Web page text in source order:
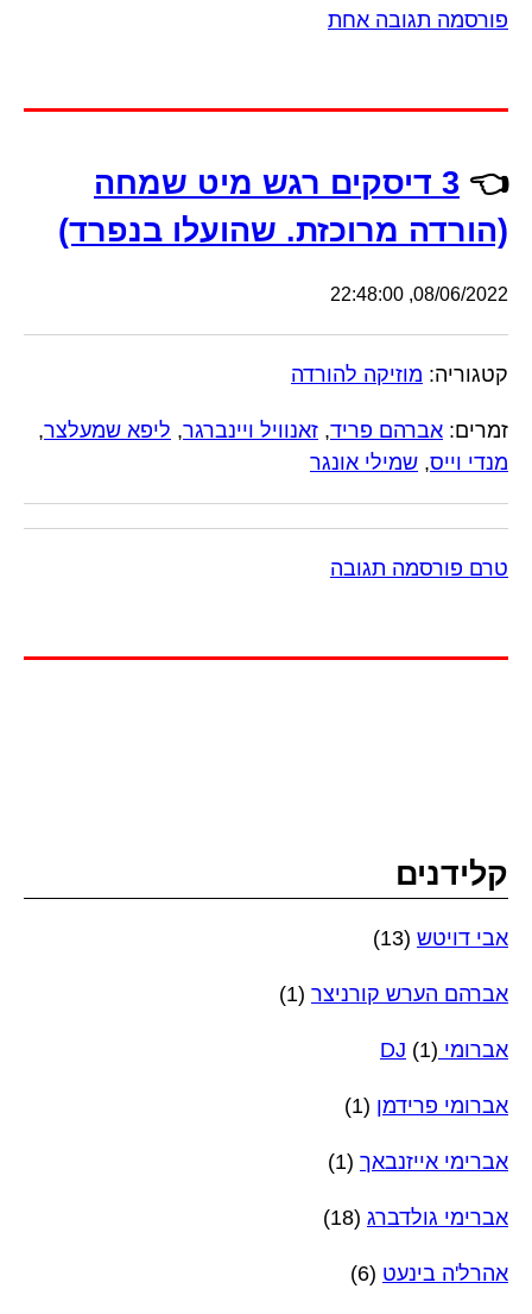
פורסמה תגובה אחת
👈
3 דיסקים רגש מיט שמחה
(הורדה מרוכזת. שהועלו בנפרד)
08/06/2022, 22:48:00
קטגוריה: מוזיקה להורדה
זמרים: אברהם פריד, זאנוויל ויינברגר, ליפא שמעלצר,
מנדי וייס, שמילי אונגר
טרם פורסמה תגובה
קלידנים
אבי דויטש (13)
אברהם הערש קורניצר (1)
אברומי DJ (1)
אברומי פרידמן (1)
אברימי אייזנבאך (1)
אברימי גולדברג (18)
אהרל'ה בינעט (6)